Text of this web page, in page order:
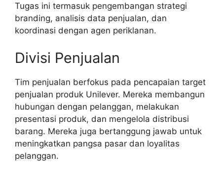
Tugas ini termasuk pengembangan strategi
branding, analisis data penjualan, dan
koordinasi dengan agen periklanan.
Divisi Penjualan
Tim penjualan berfokus pada pencapaian target
penjualan produk Unilever. Mereka membangun
hubungan dengan pelanggan, melakukan
presentasi produk, dan mengelola distribusi
barang. Mereka juga bertanggung jawab untuk
meningkatkan pangsa pasar dan loyalitas
pelanggan.